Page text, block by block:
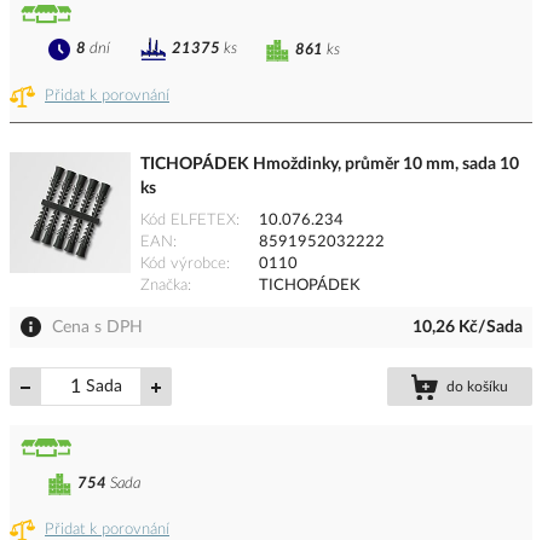
Přidat k porovnání
861 ks
8 dní 21375 ks
TICHOPÁDEK Hmoždinky, průměr 10 mm, sada 10
ks
Kód ELFETEX
10.076.234
EAN
8591952032222
Kód výrobce
0110
Značka
TICHOPÁDEK
Cena s DPH 10,26 Kč/Sada
Sada do košíku
Přidat k porovnání
754 Sada